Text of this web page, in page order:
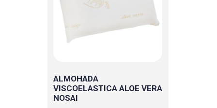
ALMOHADA
VISCOELASTICA ALOE VERA
NOSAI